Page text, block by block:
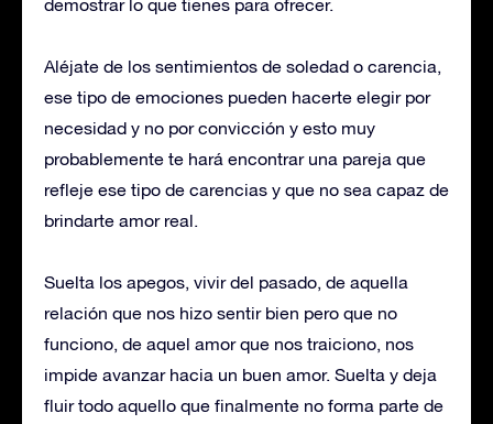
demostrar lo que tienes para ofrecer.
Aléjate de los sentimientos de soledad o carencia,
ese tipo de emociones pueden hacerte elegir por
necesidad y no por convicción y esto muy
probablemente te hará encontrar una pareja que
refleje ese tipo de carencias y que no sea capaz de
brindarte amor real.
Suelta los apegos, vivir del pasado, de aquella
relación que nos hizo sentir bien pero que no
funciono, de aquel amor que nos traiciono, nos
impide avanzar hacia un buen amor. Suelta y deja
fluir todo aquello que finalmente no forma parte de